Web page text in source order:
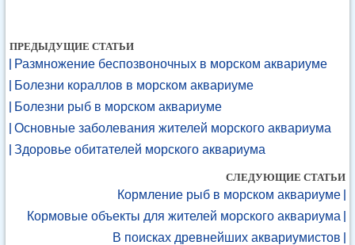
ПРЕДЫДУЩИЕ СТАТЬИ
Размножение беспозвоночных в морском аквариуме
Болезни кораллов в морском аквариуме
Болезни рыб в морском аквариуме
Основные заболевания жителей морского аквариума
Здоровье обитателей морского аквариума
СЛЕДУЮЩИЕ СТАТЬИ
Кормление рыб в морском аквариуме
Кормовые объекты для жителей морского аквариума
В поисках древнейших аквариумистов